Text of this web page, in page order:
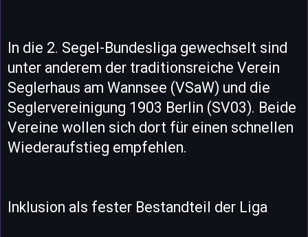
In die 2. Segel-Bundesliga gewechselt sind
unter anderem der traditionsreiche Verein
Seglerhaus am Wannsee (VSaW) und die
Seglervereinigung 1903 Berlin (SV03). Beide
Vereine wollen sich dort für einen schnellen
Wiederaufstieg empfehlen.
Inklusion als fester Bestandteil der Liga